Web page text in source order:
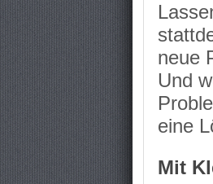
neue
Und
eine
Mit